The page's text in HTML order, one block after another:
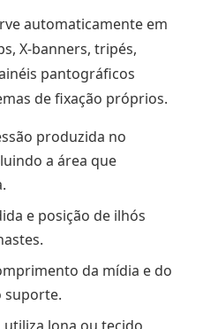
automaticamente em
X-banners, tripés,
pantográficos
de fixação próprios.
produzida no
a área que
e posição de ilhós
da mídia e do
suporte.